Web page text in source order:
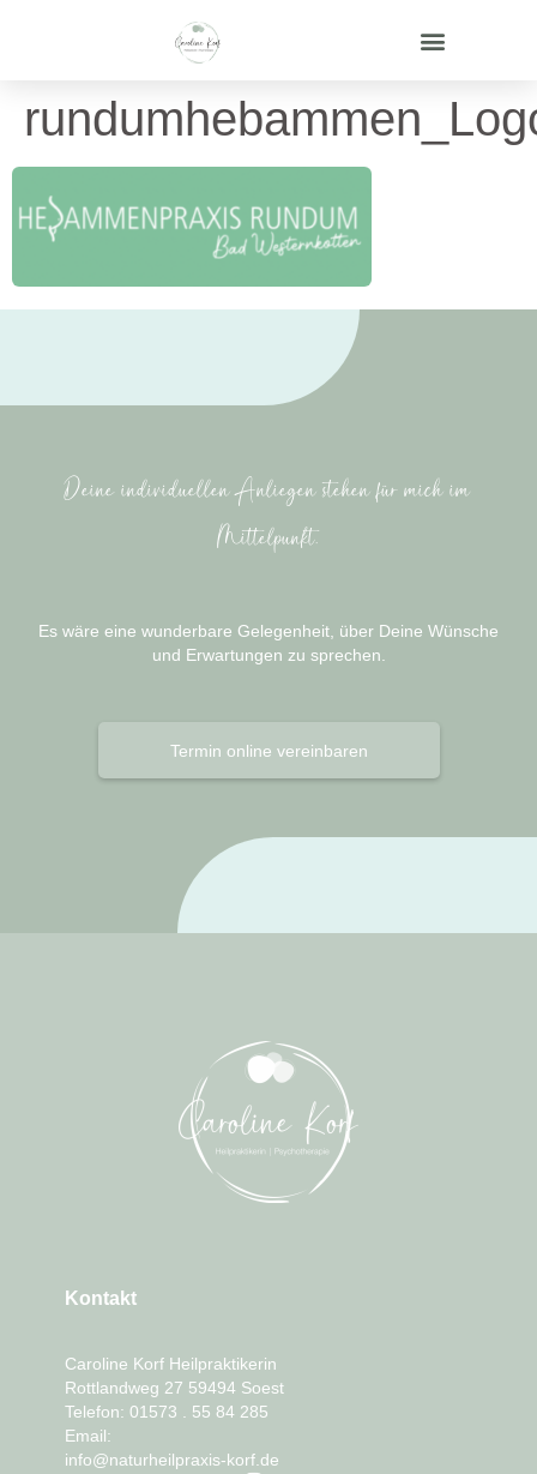
Deine individuellen Anliegen stehen für mich im
Mittelpunkt.
Es wäre eine wunderbare Gelegenheit, über Deine Wünsche
und Erwartungen zu sprechen.
Termin online vereinbaren
Kontakt
Caroline Korf Heilpraktikerin
Rottlandweg 27 59494 Soest
Telefon: 01573 . 55 84 285
Email:
info@naturheilpraxis-korf.de